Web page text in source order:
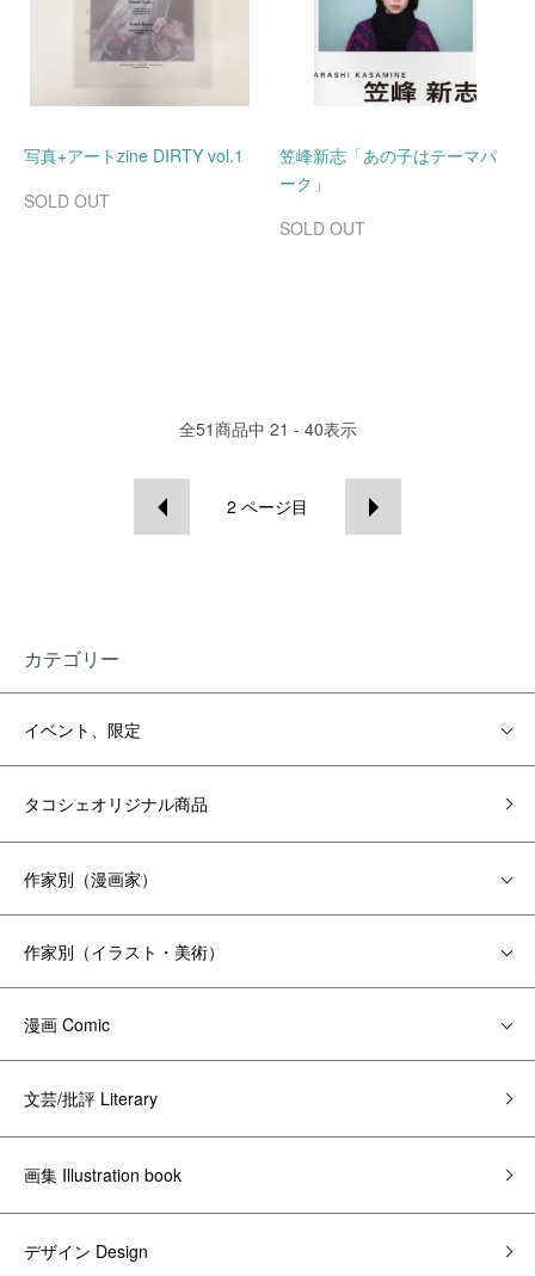
写真+アートzine DIRTY vol.1
SOLD OUT
笠峰新志「あの子はテーマパ
ーク」
SOLD OUT
全51商品中 21 - 40表示
2 ページ目
カテゴリー
イベント、限定
タコシェオリジナル商品
作家別（漫画家）
作家別（イラスト・美術）
漫画 Comic
文芸/批評 Literary
画集 Illustration book
デザイン Design